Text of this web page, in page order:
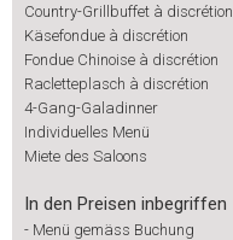
Country-Grillbuffet à discrétion
Käsefondue à discrétion
Fondue Chinoise à discrétion
Racletteplasch à discrétion
4-Gang-Galadinner
Individuelles Menü
Miete des Saloons
In den Preisen inbegriffen
- Menü gemäss Buchung